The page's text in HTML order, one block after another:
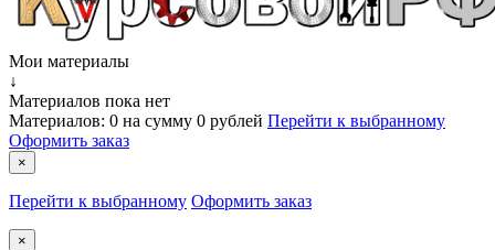
Мои материалы
↓
Материалов пока нет
Материалов: 0 на сумму 0 рублей Перейти к выбранному
Оформить заказ
×
Перейти к выбранному Оформить заказ
×